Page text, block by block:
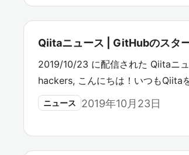
Qiitaニュース | GitHubのスタ
2019/10/23 に配信された Qiitaニ
hackers, こんにちは！いつもQiita
ニュース 2019年10月23日